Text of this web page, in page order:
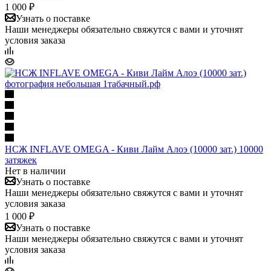
1 000 ₽
Узнать о поставке
Наши менеджеры обязательно свяжутся с вами и уточнят
условия заказа
НСЖ INFLAVE OMEGA - Киви Лайм Алоэ (10000 зат.) 10000
затяжек
Нет в наличии
Узнать о поставке
Наши менеджеры обязательно свяжутся с вами и уточнят
условия заказа
1 000 ₽
Узнать о поставке
Наши менеджеры обязательно свяжутся с вами и уточнят
условия заказа